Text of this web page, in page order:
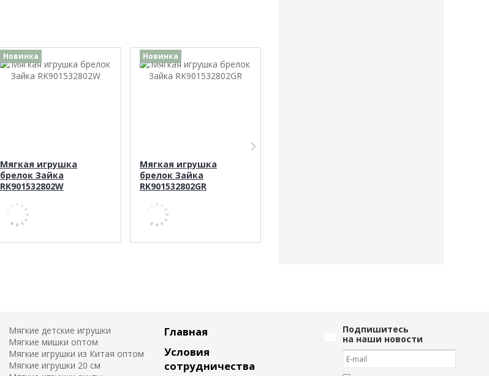
Новинка
Мягкая игрушка
брелок Зайка
RK901532802W
Новинка
Мягкая игрушка
брелок Зайка
RK901532802GR
Мягкие детские игрушки
Мягкие мишки оптом
Мягкие игрушки из Китая оптом
Мягкие игрушки 20 см
Главная
Условия
сотрудничества
Подпишитесь
на наши новости